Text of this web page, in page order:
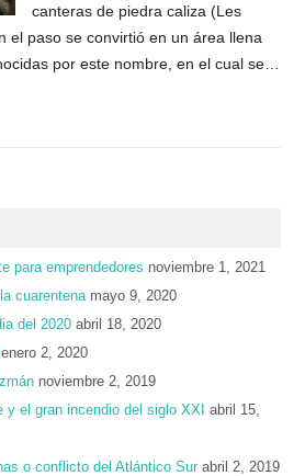
canteras de piedra caliza (Les
el paso se convirtió en un área llena
por este nombre, en el cual se…
para emprendedores noviembre 1, 2021
cuarentena mayo 9, 2020
del 2020 abril 18, 2020
enero 2, 2020
noviembre 2, 2019
y el gran incendio del siglo XXI
abril 15,
o conflicto del Atlántico Sur abril 2, 2019